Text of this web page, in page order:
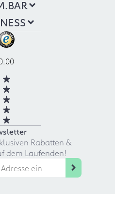
Rabatten &
dem Laufenden!